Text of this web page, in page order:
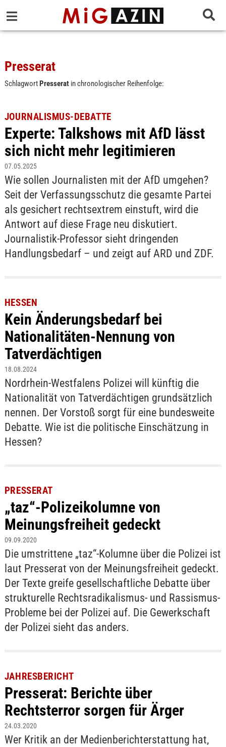
Presserat
SchlagwortPresseratin chronologischer Reihenfolge:
JOURNALISMUS-DEBATTE
Experte: Talkshows mit AfD lässt
sich nicht mehr legitimieren
07.05.2025
Wie sollen Journalisten mit der AfD umgehen?
Seit der Verfassungsschutz die gesamte Partei
als gesichert rechtsextrem einstuft, wird die
Antwort auf diese Frage neu diskutiert.
Journalistik-Professor sieht dringenden
Handlungsbedarf – und zeigt auf ARD und ZDF.
HESSEN
Kein Änderungsbedarf bei
Nationalitäten-Nennung von
Tatverdächtigen
18.08.2024
Nordrhein-Westfalens Polizei will künftig die
Nationalität von Tatverdächtigen grundsätzlich
nennen. Der Vorstoß sorgt für eine bundesweite
Debatte. Wie ist die politische Einschätzung in
Hessen?
PRESSERAT
„taz“-Polizeikolumne von
Meinungsfreiheit gedeckt
09.09.2020
Die umstrittene „taz“-Kolumne über die Polizei ist
laut Presserat von der Meinungsfreiheit gedeckt.
Der Texte greife gesellschaftliche Debatte über
strukturelle Rechtsradikalismus- und Rassismus-
Probleme bei der Polizei auf. Die Gewerkschaft
der Polizei sieht das anders.
JAHRESBERICHT
Presserat: Berichte über
Rechtsterror sorgen für Ärger
24.03.2020
Wer Kritik an der Medienberichterstattung hat,